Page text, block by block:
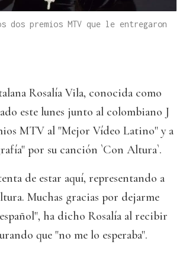
dos premios MTV que le entregaron
Rosalía Vila, conocida como
este lunes junto al colombiano J
MTV al "Mejor Vídeo Latino" y a
por su canción `Con Altura`.
de estar aquí, representando a
Muchas gracias por dejarme
ha dicho Rosalía al recibir
que "no me lo esperaba".